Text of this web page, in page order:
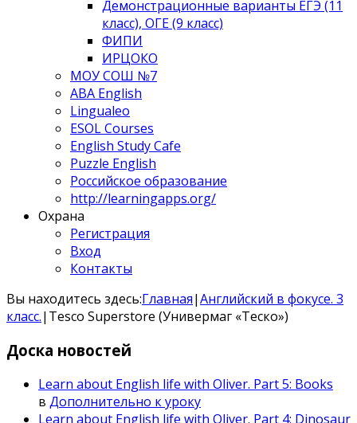
Демонстрационные варианты ЕГЭ (11
класс), ОГЕ (9 класс)
ФИПИ
ИРЦОКО
МОУ СОШ №7
ABA English
Lingualeo
ESOL Courses
English Study Cafe
Puzzle English
Российское образование
http://learningapps.org/
Охрана
Регистрация
Вход
Контакты
Вы находитесь здесь:Главная|Английский в фокусе. 3
класс.| Tesco Superstore (Универмаг «Теско»)
Доска новостей
Learn about English life with Oliver. Part 5: Books
в Дополнительно к уроку
Learn about English life with Oliver. Part 4: Dinosaur